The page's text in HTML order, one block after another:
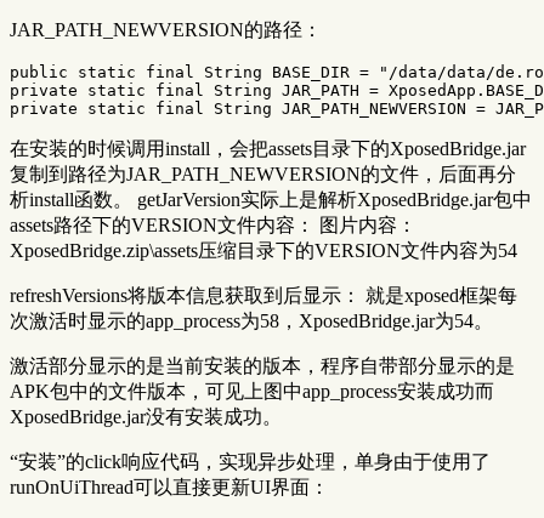
JAR_PATH_NEWVERSION的路径：
public static final String BASE_DIR = "/data/data/
private static final String JAR_PATH =
在安装的时候调用install，会把assets目录下的XposedBridge.jar
复制到路径为JAR_PATH_NEWVERSION的文件，后面再分
析install函数。 getJarVersion实际上是解析XposedBridge.jar包中
assets路径下的VERSION文件内容： 图片内容：
XposedBridge.zip\assets压缩目录下的VERSION文件内容为54
refreshVersions将版本信息获取到后显示： 就是xposed框架每
次激活时显示的app_process为58，XposedBridge.jar为54。
激活部分显示的是当前安装的版本，程序自带部分显示的是
APK包中的文件版本，可见上图中app_process安装成功而
XposedBridge.jar没有安装成功。
“安装”的click响应代码，实现异步处理，单身由于使用了
runOnUiThread可以直接更新UI界面：